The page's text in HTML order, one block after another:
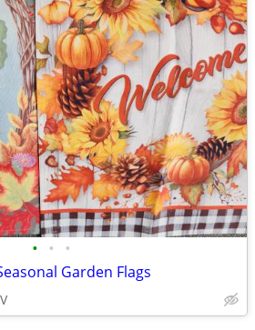
• • •
Garden Flags